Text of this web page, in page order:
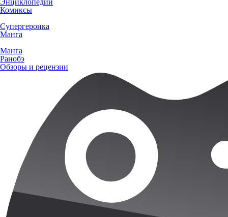
Энциклопедии
Комиксы
Супергероика
Манга
Манга
Ранобэ
Обзоры и рецензии